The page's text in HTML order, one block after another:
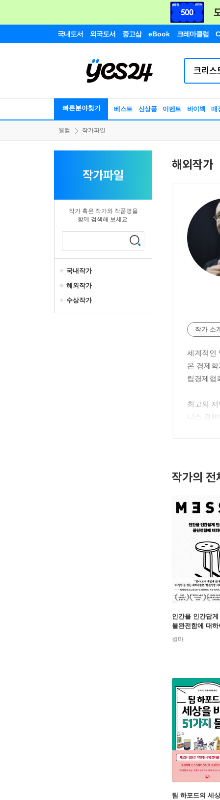
국내도서 외국도서 중고샵 eBook 크레마클럽
빠른분야찾기 베스트 신상품 이벤트 바이백 매
웰컴 작가파일
작가파일
작가 혹은 작가와 작품명을
함께 검색해 보세요.
국내작가
해외작가
수상작가
해외작가
작가 소
세계적인
온 경제
립경제협
최고의
니스 경
《뉴욕
세계적
작가의 전
인간을 인간답
불완전함에 대하
윌마
팀 하포드의 세